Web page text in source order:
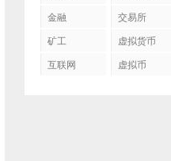
金融
交易所
矿工
虚拟货币
互联网
虚拟币